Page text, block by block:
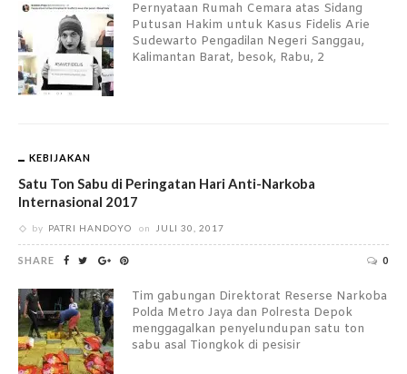
Pernyataan Rumah Cemara atas Sidang
Putusan Hakim untuk Kasus Fidelis Arie
Sudewarto Pengadilan Negeri Sanggau,
Kalimantan Barat, besok, Rabu, 2
KEBIJAKAN
Satu Ton Sabu di Peringatan Hari Anti-Narkoba
Internasional 2017
by PATRI HANDOYO on JULI 30, 2017
SHARE 0
Tim gabungan Direktorat Reserse Narkoba
Polda Metro Jaya dan Polresta Depok
menggagalkan penyelundupan satu ton
sabu asal Tiongkok di pesisir